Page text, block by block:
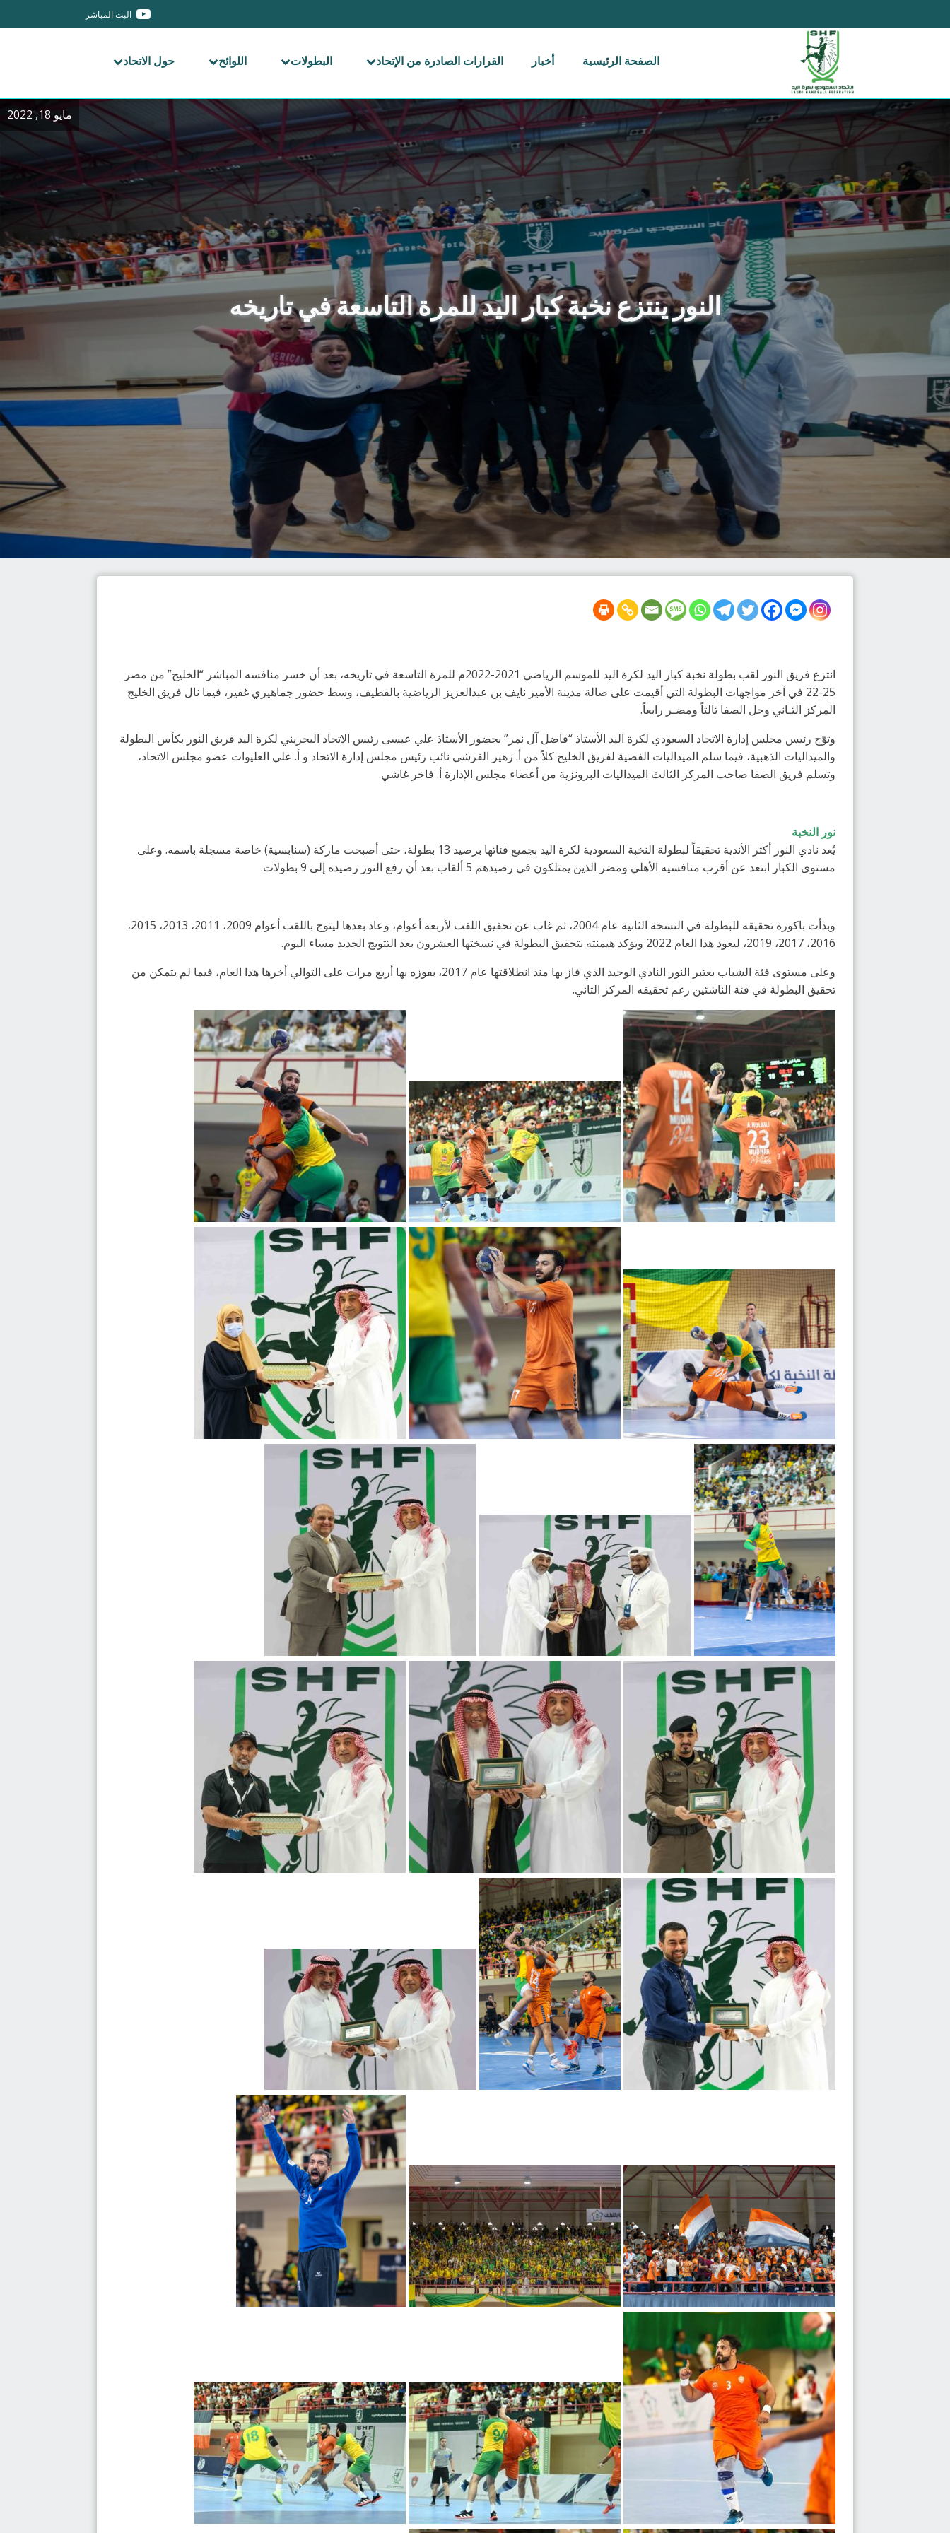
البث المباشر
الصفحة الرئيسية أخبار القرارات الصادرة من الإتحاد البطولات اللوائح حول الاتحاد
مايو 18, 2022
النور ينتزع نخبة كبار اليد للمرة التاسعة في تاريخه
انتزع فريق النور لقب بطولة نخبة كبار اليد لكرة اليد للموسم الرياضي 2021-2022م للمرة التاسعة في تاريخه، بعد أن خسر منافسه المباشر “الخليج” من مضر
25-22 في آخر مواجهات البطولة التي أقيمت على صالة مدينة الأمير نايف بن عبدالعزيز الرياضية بالقطيف، وسط حضور جماهيري غفير، فيما نال فريق الخليج
المركز الثـاني وحل الصفا ثالثاً ومضـر رابعاً.
وتوّج رئيس مجلس إدارة الاتحاد السعودي لكرة اليد الأستاذ “فاضل آل نمر” بحضور الأستاذ علي عيسى رئيس الاتحاد البحريني لكرة اليد فريق النور بكأس البطولة
والميداليات الذهبية، فيما سلم الميداليات الفضية لفريق الخليج كلاً من أ. زهير القرشي نائب رئيس مجلس إدارة الاتحاد و أ. علي العليوات عضو مجلس الاتحاد،
وتسلم فريق الصفا صاحب المركز الثالث الميداليات البرونزية من أعضاء مجلس الإدارة أ. فاخر غاشي.
نور النخبة
يُعد نادي النور أكثر الأندية تحقيقاً لبطولة النخبة السعودية لكرة اليد بجميع فئاتها برصيد 13 بطولة، حتى أصبحت ماركة (سنابسية) خاصة مسجلة باسمه. وعلى
مستوى الكبار ابتعد عن أقرب منافسيه الأهلي ومضر الذين يمتلكون في رصيدهم 5 ألقاب بعد أن رفع النور رصيده إلى 9 بطولات.
وبدأت باكورة تحقيقه للبطولة في النسخة الثانية عام 2004، ثم غاب عن تحقيق اللقب لأربعة أعوام، وعاد بعدها ليتوج باللقب أعوام 2009، 2011، 2013، 2015،
2016، 2017، 2019، ليعود هذا العام 2022 ويؤكد هيمنته بتحقيق البطولة في نسختها العشرون بعد التتويج الجديد مساء اليوم.
وعلى مستوى فئة الشباب يعتبر النور النادي الوحيد الذي فاز بها منذ انطلاقتها عام 2017، بفوزه بها أربع مرات على التوالي أخرها هذا العام، فيما لم يتمكن من
تحقيق البطولة في فئة الناشئين رغم تحقيقه المركز الثاني.